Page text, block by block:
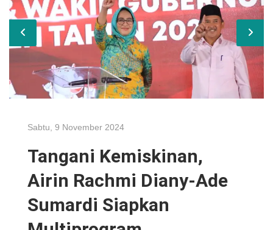
Sabtu, 9 November 2024
Tangani Kemiskinan,
Airin Rachmi Diany-Ade
Sumardi Siapkan